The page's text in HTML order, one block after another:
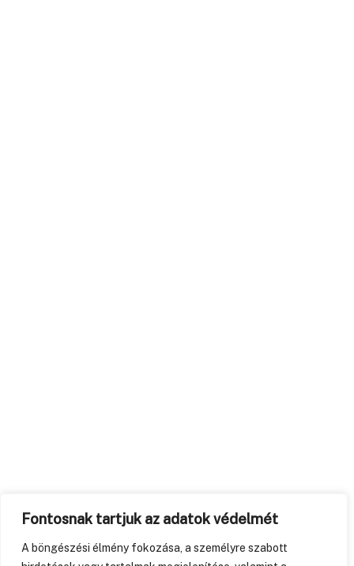
Fontosnak tartjuk az adatok védelmét
A böngészési élmény fokozása, a személyre szabott